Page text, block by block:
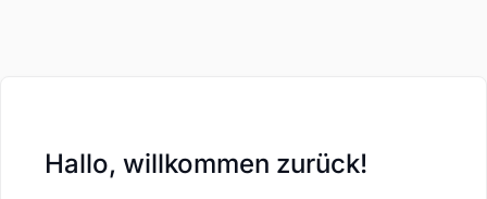
Hallo, willkommen zurück!